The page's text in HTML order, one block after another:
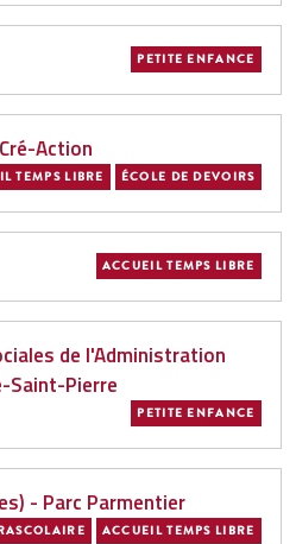
PETITE ENFANCE
Action
TEMPS LIBRE ÉCOLE DE DEVOIRS
ACCUEIL TEMPS LIBRE
de l'Administration
Saint-Pierre
PETITE ENFANCE
- Parc Parmentier
ACCUEIL TEMPS LIBRE